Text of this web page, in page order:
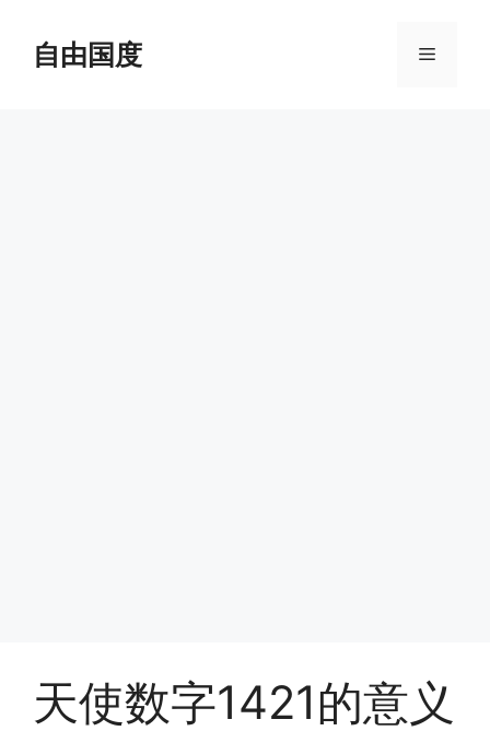
自由国度 菜
天使数字1421的意义